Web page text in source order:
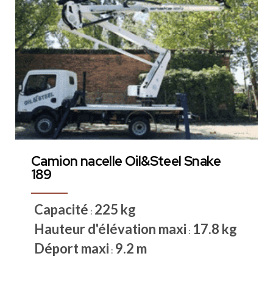
Camion nacelle Oil&Steel Snake
189
Capacité : 225 kg
Hauteur d'élévation maxi : 17.8 kg
Déport maxi : 9.2 m